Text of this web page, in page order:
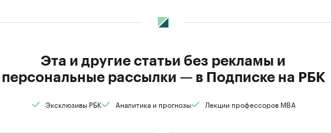
Эта и другие статьи без рекламы и
персональные рассылки — в Подписке на РБК
Эксклюзивы РБК Аналитика и прогнозы Лекции профессоров MBA